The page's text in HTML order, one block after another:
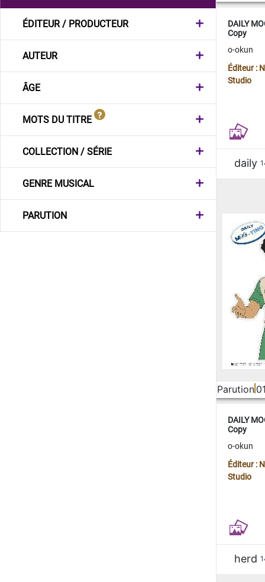
ÉDITEUR / PRODUCTEUR
AUTEUR
ÂGE
MOTS DU TITRE
COLLECTION / SÉRIE
GENRE MUSICAL
PARUTION
DAILY
Copy
o-okun
Éditeur :
Studio
daily
Parution
DAILY
Copy
o-okun
Éditeur :
Studio
herd